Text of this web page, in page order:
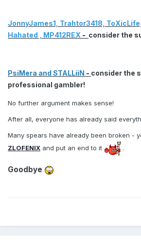
JonnyJames1, Trahtor3418, ToXicLife,
Hahated , MP412REX - consider the
PsiMera and STALLiiN - consider the
professional gambler!
No further argument makes sense!
After all, everyone has already said
Many spears have already been broken -
ZLOFENIX and put an end to it .
Goodbye